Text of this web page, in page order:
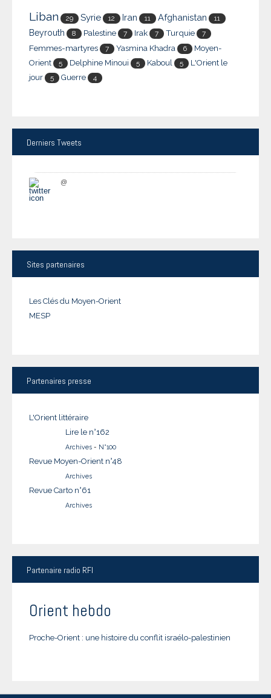
Liban 29 Syrie 12 Iran 11 Afghanistan 11
Beyrouth 8 Palestine 7 Irak 7 Turquie 7
Femmes-martyres 7 Yasmina Khadra 6
Moyen-
Orient
5 Delphine Minoui 5 Kaboul 5
L'Orient le
jour
5 Guerre 4
Derniers Tweets
@
Sites partenaires
Les Clés du Moyen-Orient
MESP
Partenaires presse
L'Orient littéraire
Lire le n°162
Archives - N°100
Revue Moyen-Orient n°48
Archives
Revue Carto n°61
Archives
Partenaire radio RFI
Orient hebdo
Proche-Orient : une histoire du conflit israélo-palestinien